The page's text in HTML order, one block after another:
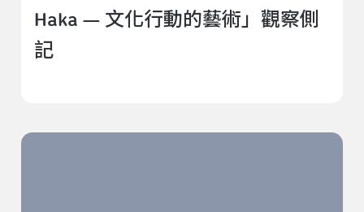
Haka — 文化行動的藝術」觀察側
記
2023臺北藝術節－共想吧 「《Temporary Title, 2015